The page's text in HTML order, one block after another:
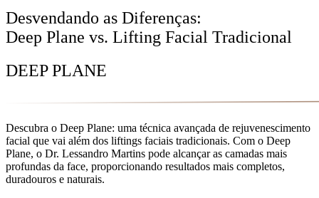
Desvendando as Diferenças:
Deep Plane vs. Lifting Facial Tradicional
DEEP PLANE
Descubra o Deep Plane: uma técnica avançada de rejuvenescimento
facial que vai além dos liftings faciais tradicionais. Com o Deep
Plane, o Dr. Lessandro Martins pode alcançar as camadas mais
profundas da face, proporcionando resultados mais completos,
duradouros e naturais.